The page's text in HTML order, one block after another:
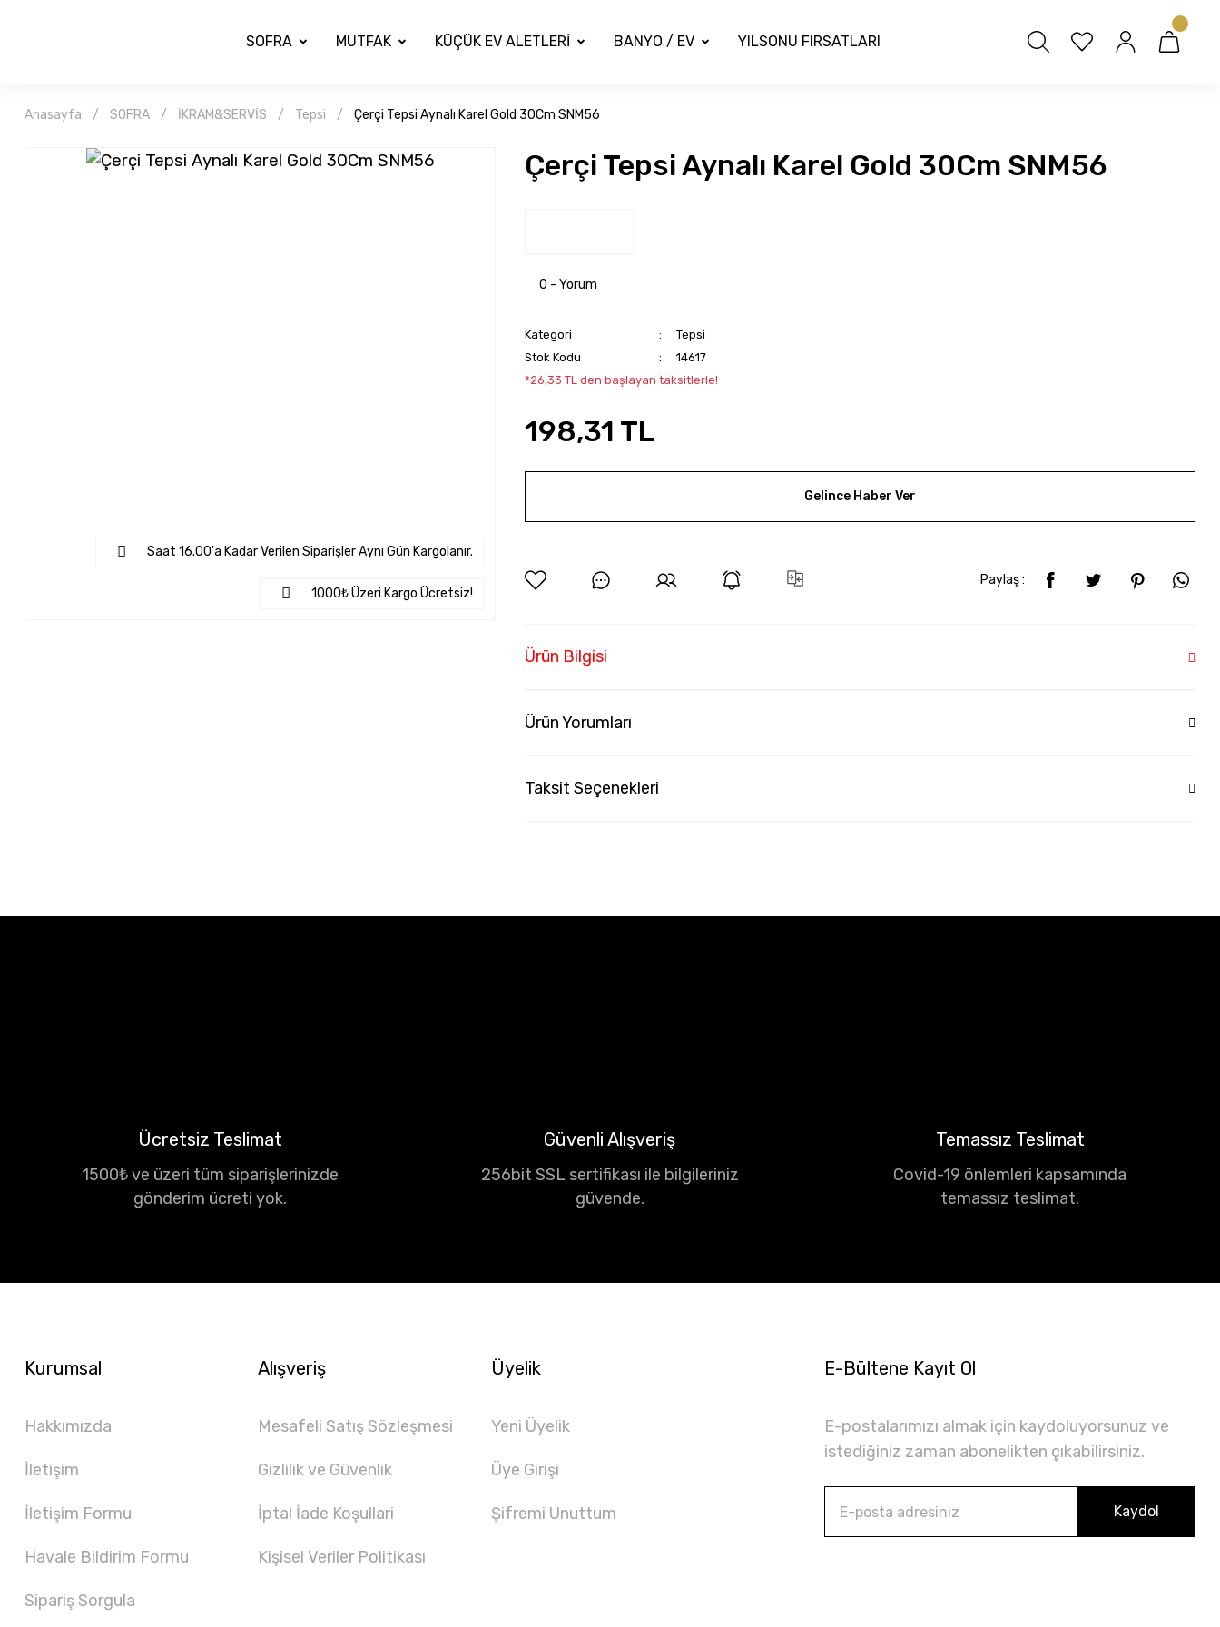
SOFRA MUTFAK KÜÇÜK EV ALETLERİ BANYO / EV YILSONU FIRSATLARI
Anasayfa SOFRA İKRAM&SERVİS Tepsi Çerçi Tepsi Aynalı Karel Gold 30Cm SNM56
Saat 16.00'a Kadar Verilen Siparişler Aynı Gün Kargolanır.
1000₺ Üzeri Kargo Ücretsiz!
Çerçi Tepsi Aynalı Karel Gold 30Cm SNM56
0 - Yorum
Kategori
Tepsi
Stok Kodu
14617
*26,33 TL den başlayan taksitlerle!
198,31 TL
Gelince Haber Ver
Paylaş :
Ürün Bilgisi
Ürün Yorumları
Taksit Seçenekleri
Ücretsiz Teslimat
1500₺ ve üzeri tüm siparişlerinizde
gönderim ücreti yok.
Güvenli Alışveriş
256bit SSL sertifikası ile bilgileriniz
güvende.
Temassız Teslimat
Covid-19 önlemleri kapsamında
temassız teslimat.
Kurumsal
Hakkımızda
İletişim
İletişim Formu
Havale Bildirim Formu
Sipariş Sorgula
Alışveriş
Mesafeli Satış Sözleşmesi
Gizlilik ve Güvenlik
İptal İade Koşullari
Kişisel Veriler Politikası
Üyelik
Yeni Üyelik
Üye Girişi
Şifremi Unuttum
E-Bültene Kayıt Ol
E-postalarımızı almak için kaydoluyorsunuz ve
istediğiniz zaman abonelikten çıkabilirsiniz.
Kaydol